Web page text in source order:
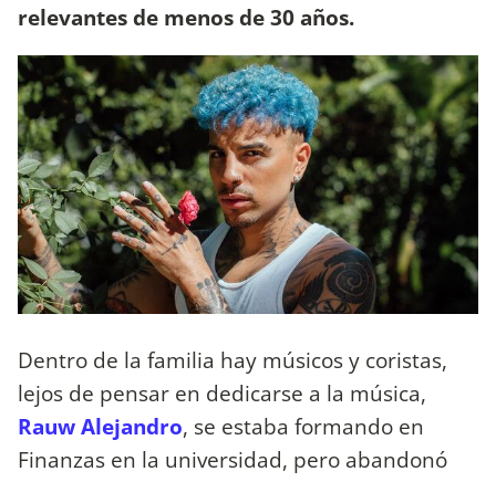
relevantes de menos de 30 años.
Dentro de la familia hay músicos y coristas,
lejos de pensar en dedicarse a la música,
Rauw Alejandro, se estaba formando en
Finanzas en la universidad, pero abandonó